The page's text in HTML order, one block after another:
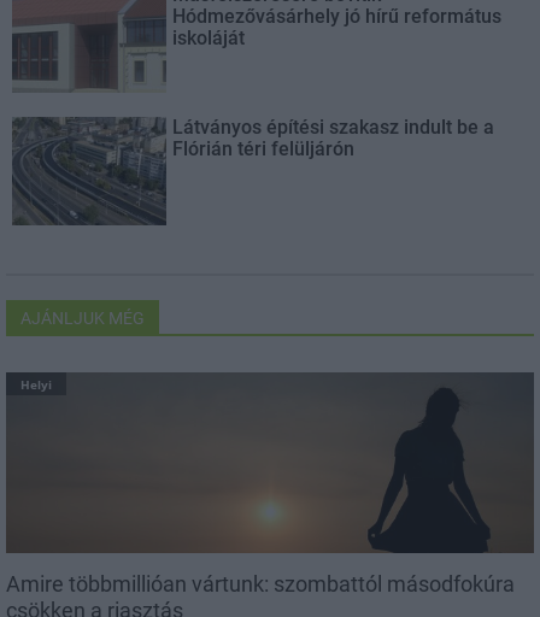
Hódmezővásárhely jó hírű református
iskoláját
Látványos építési szakasz indult be a
Flórián téri felüljárón
AJÁNLJUK MÉG
Helyi
Amire többmillióan vártunk: szombattól másodfokúra
csökken a riasztás